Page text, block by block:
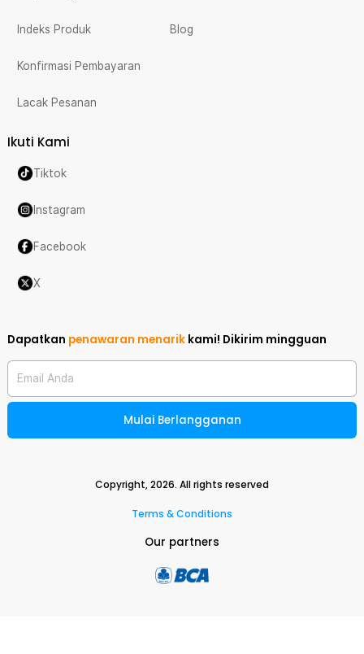
Indeks Produk
Konfirmasi Pembayaran
Lacak Pesanan
Blog
Ikuti Kami
Tiktok
Instagram
Facebook
X
Dapatkan penawaran menarik kami! Dikirim mingguan
Email Anda
Mulai Berlangganan
Copyright,2026. All rights reserved
Terms & Conditions
Our partners